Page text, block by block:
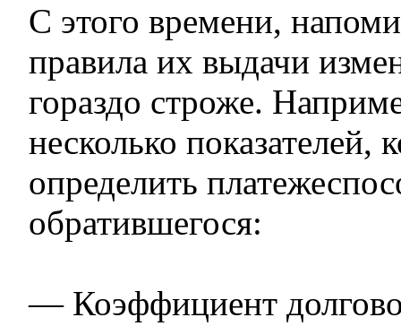
С этого времени,
правила их выдачи
гораздо строже.
несколько показателей,
определить
обратившегося:
— Коэффициент